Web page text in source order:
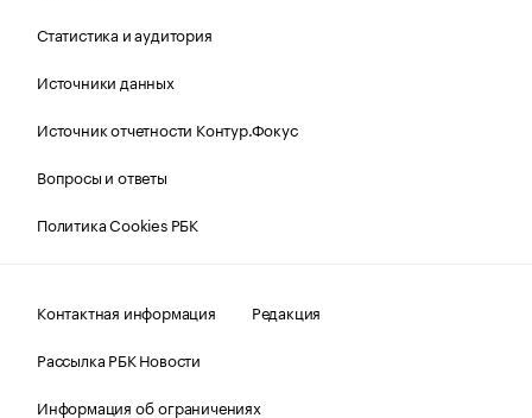
Статистика и аудитория
Источники данных
Источник отчетности Контур.Фокус
Вопросы и ответы
Политика Cookies РБК
Контактная информация
Редакция
Рассылка РБК Новости
Информация об ограничениях